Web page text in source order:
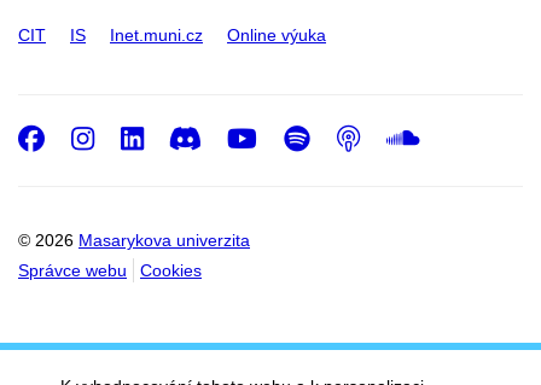
CIT IS Inet.muni.cz Online výuka
© 2026 Masarykova univerzita
Správce webu
Cookies
Facebook
Instagram
LinkedIn
DiscordYoutube
Spotify
Podcast